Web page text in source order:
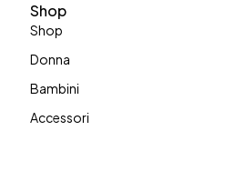
Shop
Shop
Donna
Bambini
Accessori